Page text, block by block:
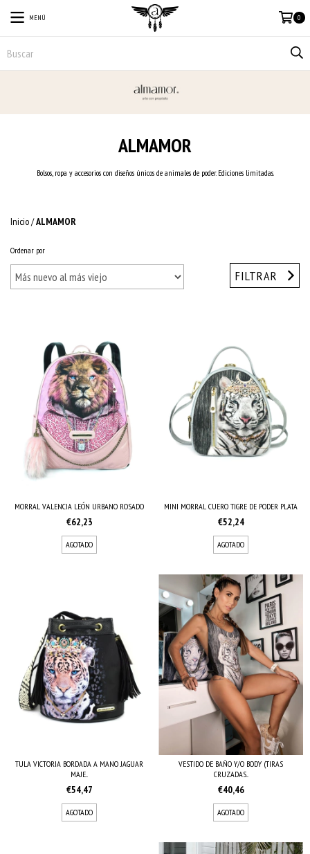
MENÚ 0
ALMAMOR
Bolsos, ropa y accesorios con diseños únicos de animales de poder. Ediciones limitadas.
Inicio/ALMAMOR
Ordenar por
FILTRAR
MORRAL VALENCIA LEÓN URBANO ROSADO
€62,23
AGOTADO
MINI MORRAL CUERO TIGRE DE PODER PLATA
€52,24
AGOTADO
TULA VICTORIA BORDADA A MANO JAGUAR
MAJE...
€54,47
AGOTADO
VESTIDO DE BAÑO Y/O BODY (TIRAS
CRUZADAS...
€40,46
AGOTADO